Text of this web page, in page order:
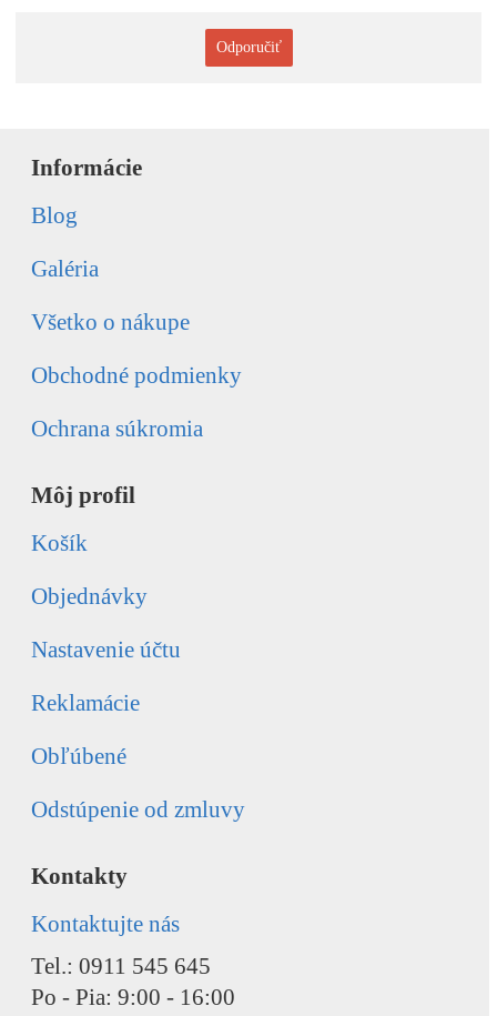
Odporučiť
Informácie
Blog
Galéria
Všetko o nákupe
Obchodné podmienky
Ochrana súkromia
Môj profil
Košík
Objednávky
Nastavenie účtu
Reklamácie
Obľúbené
Odstúpenie od zmluvy
Kontakty
Kontaktujte nás
Tel.: 0911 545 645
Po - Pia: 9:00 - 16:00